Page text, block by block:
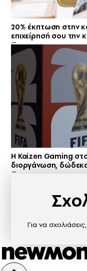
20% έκπτωση στην
επιχείρησή σου την
H Kaizen Gaming
διοργάνωση, δώδεκα
Για να